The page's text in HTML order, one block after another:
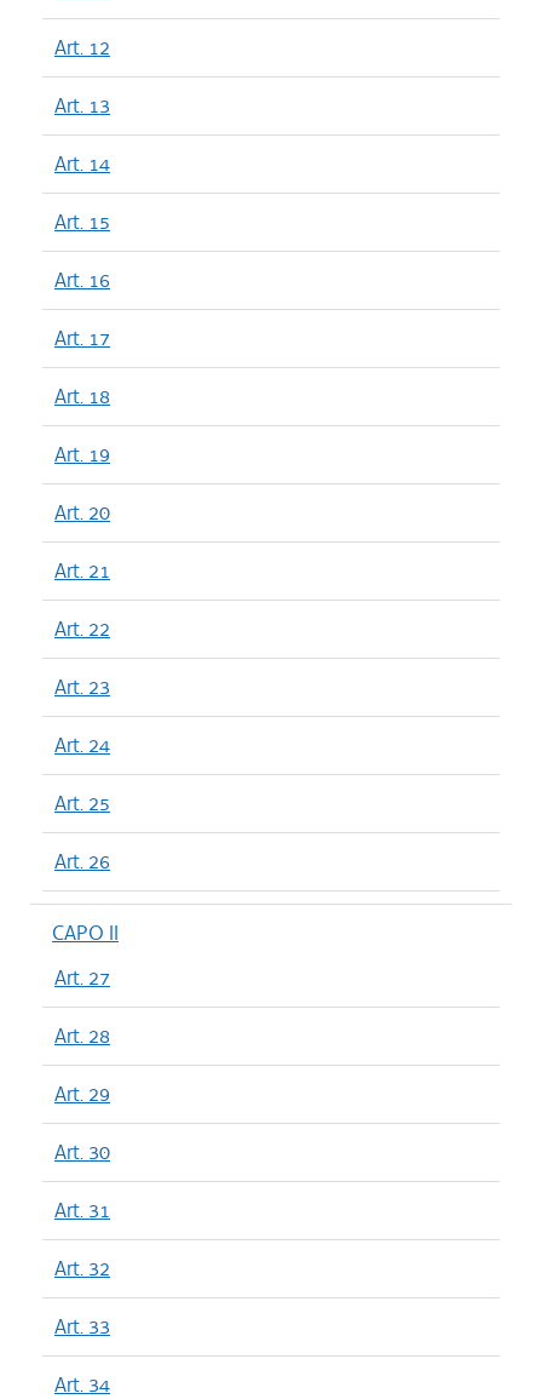
Art. 12
Art. 13
Art. 14
Art. 15
Art. 16
Art. 17
Art. 18
Art. 19
Art. 20
Art. 21
Art. 22
Art. 23
Art. 24
Art. 25
Art. 26
CAPO II
Art. 27
Art. 28
Art. 29
Art. 30
Art. 31
Art. 32
Art. 33
Art. 34